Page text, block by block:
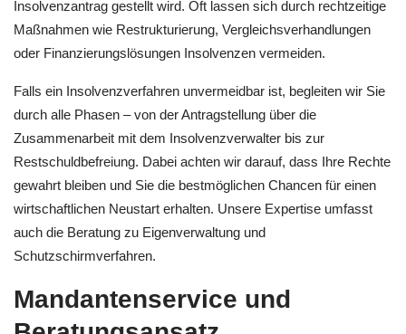
Insolvenzantrag gestellt wird. Oft lassen sich durch rechtzeitige
Maßnahmen wie Restrukturierung, Vergleichsverhandlungen
oder Finanzierungslösungen Insolvenzen vermeiden.
Falls ein Insolvenzverfahren unvermeidbar ist, begleiten wir Sie
durch alle Phasen – von der Antragstellung über die
Zusammenarbeit mit dem Insolvenzverwalter bis zur
Restschuldbefreiung. Dabei achten wir darauf, dass Ihre Rechte
gewahrt bleiben und Sie die bestmöglichen Chancen für einen
wirtschaftlichen Neustart erhalten. Unsere Expertise umfasst
auch die Beratung zu Eigenverwaltung und
Schutzschirmverfahren.
Mandantenservice und